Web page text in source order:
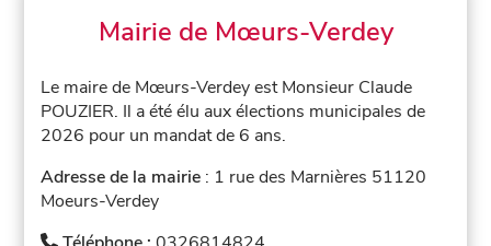
Mairie de Mœurs-Verdey
Le maire de Mœurs-Verdey est Monsieur Claude
POUZIER. Il a été élu aux élections municipales de
2026 pour un mandat de 6 ans.
Adresse de la mairie : 1 rue des Marnières 51120
Moeurs-Verdey